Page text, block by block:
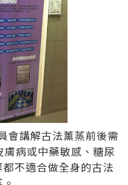
會講解古法薰蒸前後需
病或中藥敏感、糖尿
不適合做全身的古法